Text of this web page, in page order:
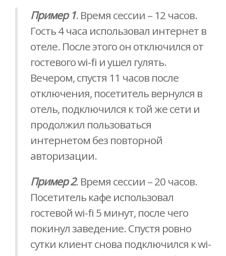
Пример 1. Время сессии – 12 часов.
Гость 4 часа использовал интернет в
отеле. После этого он отключился от
гостевого wi-fi и ушел гулять.
Вечером, спустя 11 часов после
отключения, посетитель вернулся в
отель, подключился к той же сети и
продолжил пользоваться
интернетом без повторной
авторизации.
Пример 2. Время сессии – 20 часов.
Посетитель кафе использовал
гостевой wi-fi 5 минут, после чего
покинул заведение. Спустя ровно
сутки клиент снова подключился к wi-